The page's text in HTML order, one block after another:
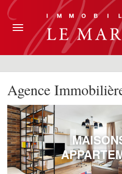
Toggle
navigation
Agence